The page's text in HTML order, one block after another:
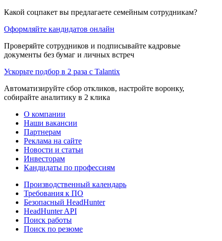
Какой соцпакет вы предлагаете семейным сотрудникам?
Оформляйте кандидатов онлайн
Проверяйте сотрудников и подписывайте кадровые
документы без бумаг и личных встреч
Ускорьте подбор в 2 раза с Talantix
Автоматизируйте сбор откликов, настройте воронку,
собирайте аналитику в 2 клика
О компании
Наши вакансии
Партнерам
Реклама на сайте
Новости и статьи
Инвесторам
Кандидаты по профессиям
Производственный календарь
Требования к ПО
Безопасный HeadHunter
HeadHunter API
Поиск работы
Поиск по резюме